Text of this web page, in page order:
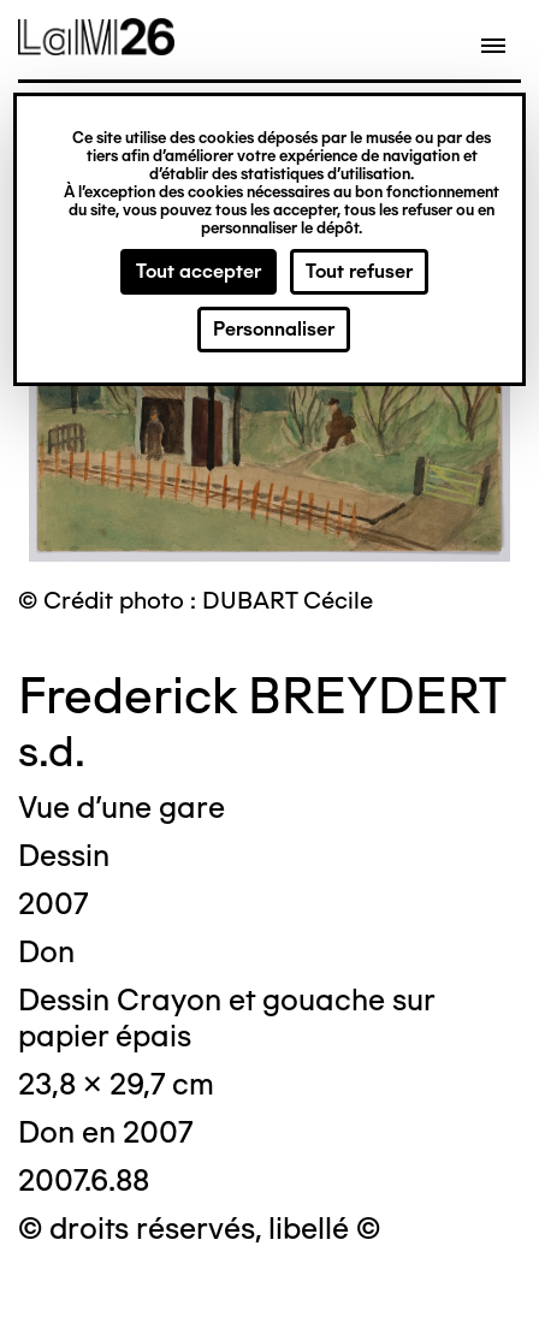
Gestion des cookies
Ce site utilise des cookies déposés par le musée ou par des
tiers afin d’améliorer votre expérience de navigation et
d’établir des statistiques d’utilisation.
À l’exception des cookies nécessaires au bon fonctionnement
du site, vous pouvez tous les accepter, tous les refuser ou en
personnaliser le dépôt.
Tout accepter Tout refuser
Personnaliser
contenu
© Crédit photo : DUBART Cécile
Frederick BREYDERT
s.d.
Vue d'une gare
Dessin
2007
Don
Dessin Crayon et gouache sur
papier épais
23,8 x 29,7 cm
Don en 2007
2007.6.88
© droits réservés, libellé ©